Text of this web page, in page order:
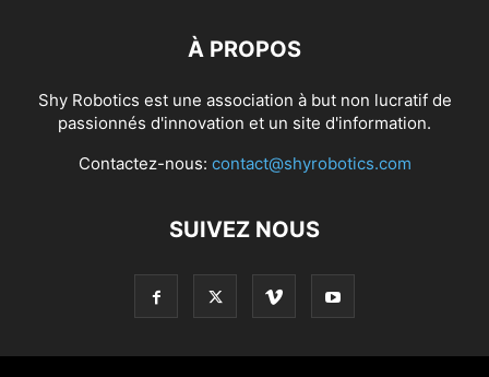
À PROPOS
Shy Robotics est une association à but non lucratif de
passionnés d'innovation et un site d'information.
Contactez-nous: contact@shyrobotics.com
SUIVEZ NOUS